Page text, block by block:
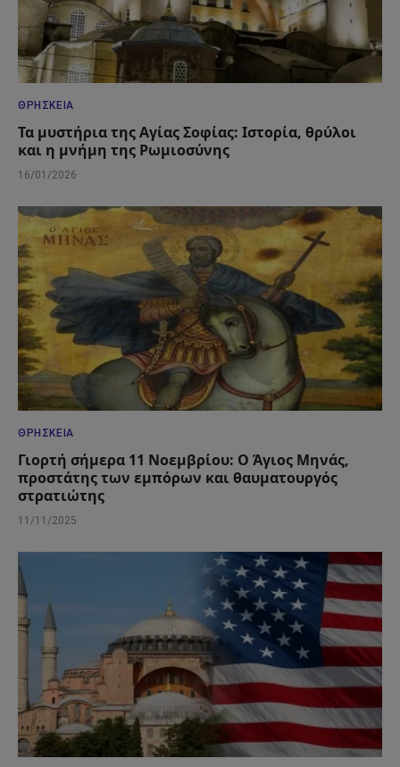
ΘΡΗΣΚΕΊΑ
Τα μυστήρια της Αγίας Σοφίας: Ιστορία, θρύλοι
και η μνήμη της Ρωμιοσύνης
16/01/2026
ΘΡΗΣΚΕΊΑ
Γιορτή σήμερα 11 Νοεμβρίου: Ο Άγιος Μηνάς,
προστάτης των εμπόρων και θαυματουργός
στρατιώτης
11/11/2025